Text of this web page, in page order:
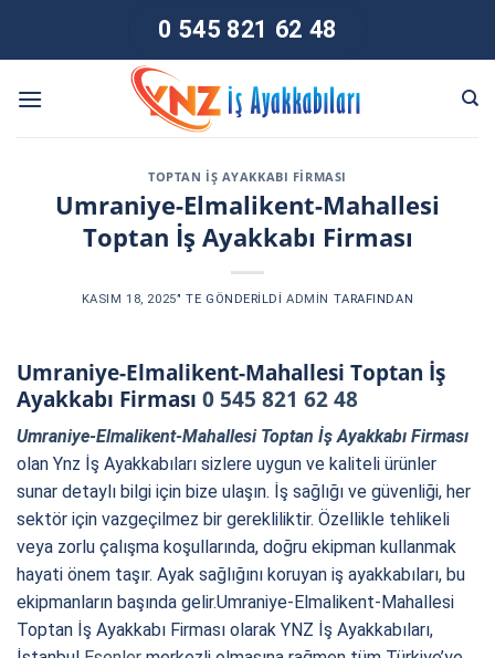
0 545 821 62 48
TOPTAN İŞ AYAKKABI FIRMASI
Umraniye-Elmalikent-Mahallesi
Toptan İş Ayakkabı Firması
KASIM 18, 2025’' TE GÖNDERILDI ADMIN TARAFINDAN
Umraniye-Elmalikent-Mahallesi Toptan İş
Ayakkabı Firması 0 545 821 62 48
Umraniye-Elmalikent-Mahallesi Toptan İş Ayakkabı Firması
olan Ynz İş Ayakkabıları sizlere uygun ve kaliteli ürünler
sunar detaylı bilgi için bize ulaşın. İş sağlığı ve güvenliği, her
sektör için vazgeçilmez bir gerekliliktir. Özellikle tehlikeli
veya zorlu çalışma koşullarında, doğru ekipman kullanmak
hayati önem taşır. Ayak sağlığını koruyan iş ayakkabıları, bu
ekipmanların başında gelir.Umraniye-Elmalikent-Mahallesi
Toptan İş Ayakkabı Firması olarak YNZ İş Ayakkabıları,